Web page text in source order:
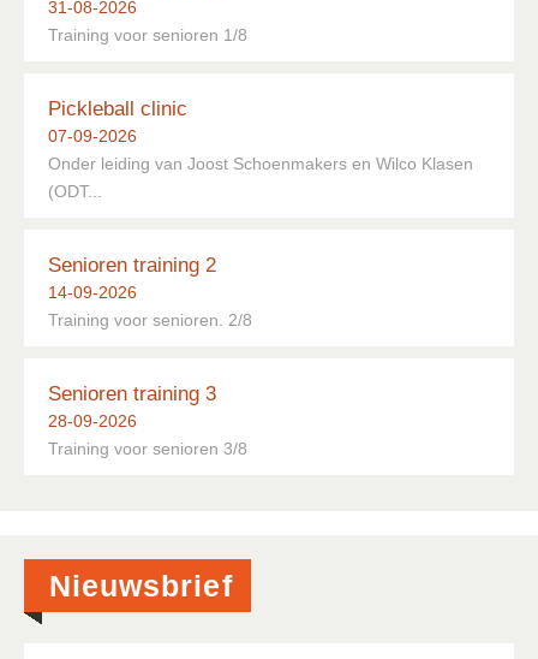
31-08-2026
Training voor senioren 1/8
Pickleball clinic
07-09-2026
Onder leiding van Joost Schoenmakers en Wilco Klasen
(ODT...
Senioren training 2
14-09-2026
Training voor senioren. 2/8
Senioren training 3
28-09-2026
Training voor senioren 3/8
Nieuwsbrief